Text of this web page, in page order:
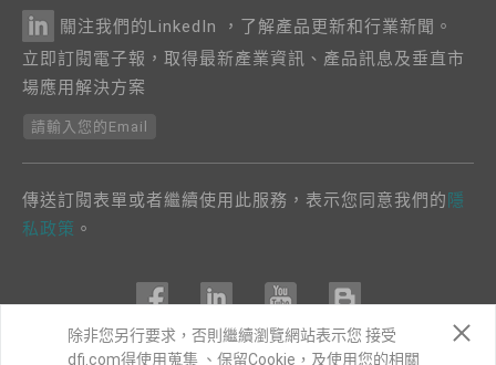
關注我們的LinkedIn ，了解產品更新和行業新聞。
立即訂閱電子報，取得最新產業資訊、產品訊息及垂直市
場應用解決方案
請輸入您的Email
傳送訂閱表單或者繼續使用此服務，表示您同意我們的 隱
私政策 。
除非您另行要求，否則繼續瀏覽網站表示您 接受
dfi.com得使用蒐集 、保留Cookie，及使用您的相關